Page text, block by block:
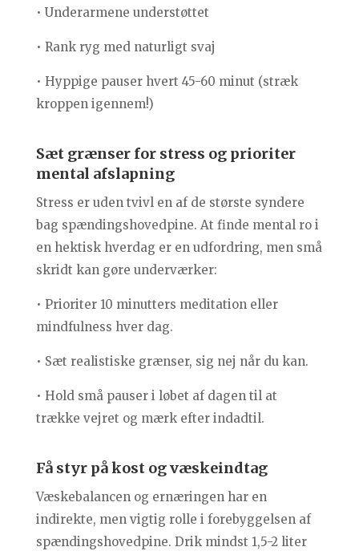
• Underarmene understøttet
• Rank ryg med naturligt svaj
• Hyppige pauser hvert 45-60 minut (stræk
kroppen igennem!)
Sæt grænser for stress og prioriter
mental afslapning
Stress er uden tvivl en af de største syndere
bag spændingshovedpine. At finde mental ro i
en hektisk hverdag er en udfordring, men små
skridt kan gøre underværker:
• Prioriter 10 minutters meditation eller
mindfulness hver dag.
• Sæt realistiske grænser, sig nej når du kan.
• Hold små pauser i løbet af dagen til at
trække vejret og mærk efter indadtil.
Få styr på kost og væskeindtag
Væskebalancen og ernæringen har en
indirekte, men vigtig rolle i forebyggelsen af
spændingshovedpine. Drik mindst 1,5-2 liter